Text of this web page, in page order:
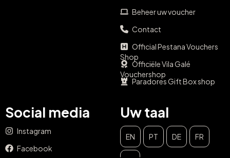
Beheer uw voucher
Contact
Official Pestana Vouchers
Shop
Officiële Vila Galé
Vouchershop
Paradores Gift Box shop
Social media
Instagram
Facebook
Uw taal
EN PT DE FR